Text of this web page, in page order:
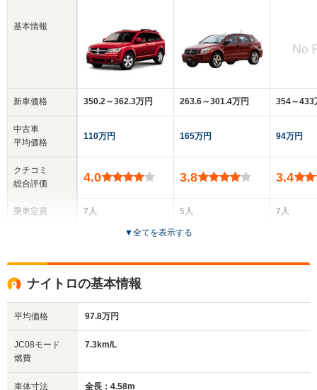
基本情報
新車価格
中古車
平均価格
クチコミ
総合評価
乗車定員
サイズ
(全長x全幅x全高)
350.2～362.3万円
110万円
4.0
7人
全高
1.72m
1.88m
263.6～301.4万円
165万円
3.8
5人
5ドア
354～433
94万円
3.4
7人
▼全てを表示する
ナイトロの基本情報
平均価格 97.8万円
JC08モード
燃費
7.3km/L
車体寸法
全長：4.58m